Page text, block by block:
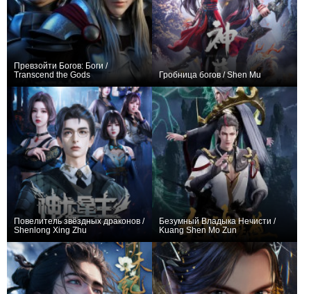
Превзойти Богов: Боги /
Transcend the Gods
Гробница богов / Shen Mu
Повелитель звёздных драконов /
Shenlong Xing Zhu
Безумный Владыка Нечисти /
Kuang Shen Mo Zun